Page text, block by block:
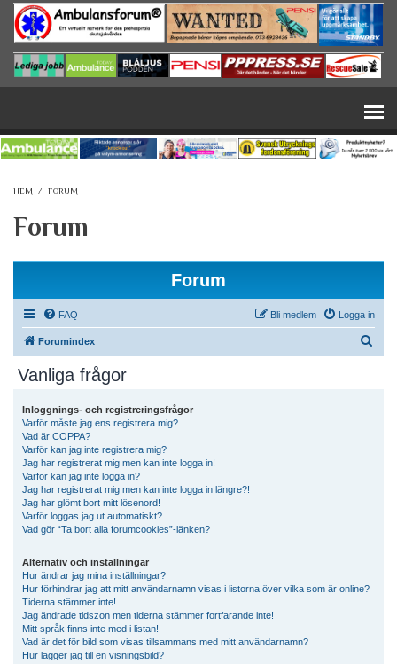
Hoppa till huvudinnehåll
HEM / FORUM
Forum